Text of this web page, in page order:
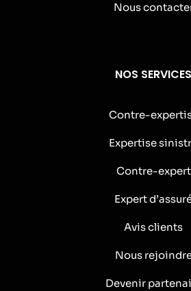
Nous
NOS SERVICES
Contre-
Expertise
Contre-expert
Expert
Avis clients
Nous
Devenir